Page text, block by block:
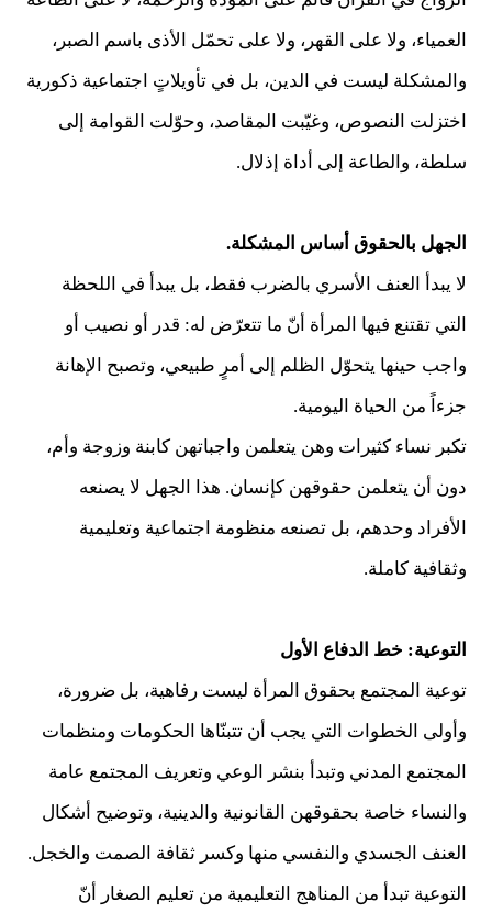
العمياء، ولا على القهر، ولا على تحمّل الأذى باسم الصبر،
والمشكلة ليست في الدين، بل في تأويلاتٍ اجتماعية ذكورية
اختزلت النصوص، وغيّبت المقاصد، وحوّلت القوامة إلى
سلطة، والطاعة إلى أداة إذلال.
الجهل بالحقوق أساس المشكلة.
لا يبدأ العنف الأسري بالضرب فقط، بل يبدأ في اللحظة
التي تقتنع فيها المرأة أنّ ما تتعرّض له: قدر أو نصيب أو
واجب حينها يتحوّل الظلم إلى أمرٍ طبيعي، وتصبح الإهانة
جزءاً من الحياة اليومية.
تكبر نساء كثيرات وهن يتعلمن واجباتهن كابنة وزوجة وأم،
دون أن يتعلمن حقوقهن كإنسان. هذا الجهل لا يصنعه
الأفراد وحدهم، بل تصنعه منظومة اجتماعية وتعليمية
وثقافية كاملة.
التوعية: خط الدفاع الأول
توعية المجتمع بحقوق المرأة ليست رفاهية، بل ضرورة،
وأولى الخطوات التي يجب أن تتبنّاها الحكومات ومنظمات
المجتمع المدني وتبدأ بنشر الوعي وتعريف المجتمع عامة
والنساء خاصة بحقوقهن القانونية والدينية، وتوضيح أشكال
العنف الجسدي والنفسي منها وكسر ثقافة الصمت والخجل.
التوعية تبدأ من المناهج التعليمية من تعليم الصغار أنّ